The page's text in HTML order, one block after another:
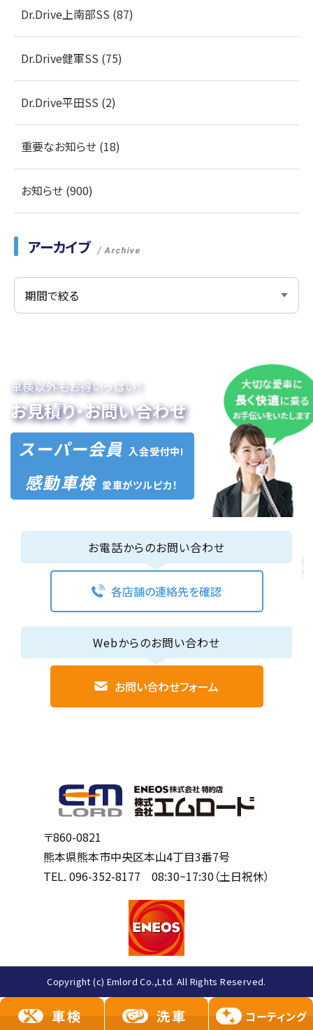
車検 洗車 コーティング
Dr.Drive上南部SS (87)
Dr.Drive健軍SS (75)
Dr.Drive平田SS (2)
重要なお知らせ (18)
お知らせ (900)
アーカイブ Archive
車検以外もお得いっぱい！
お見積り・お問い合わせ
スーパー会員 入会受付中!
感動車検 愛車がツルピカ！
お電話からのお問い合わせ
各店舗の連絡先を確認
Webからのお問い合わせ
お問い合わせフォーム
〒860-0821
熊本県熊本市中央区本山4丁目3番7号
TEL. 096-352-8177 08:30~17:30（土日祝休）
Copyright (c) Emlord Co.,Ltd. All Rights Reserved.